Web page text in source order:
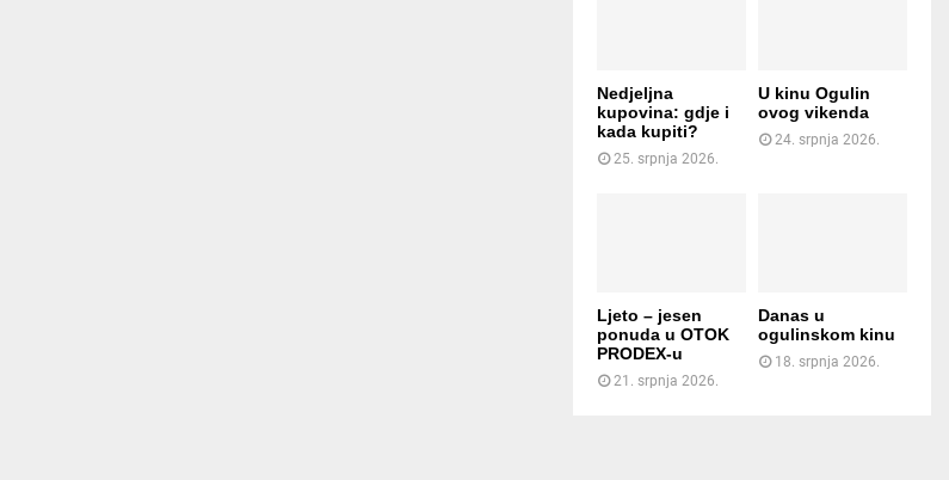
Nedjeljna
kupovina: gdje i
kada kupiti?
25. srpnja 2026.
U kinu Ogulin
ovog vikenda
24. srpnja 2026.
Ljeto – jesen
ponuda u OTOK
PRODEX-u
21. srpnja 2026.
Danas u
ogulinskom kinu
18. srpnja 2026.